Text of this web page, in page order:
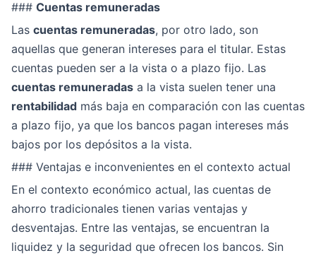
### Cuentas remuneradas
Las cuentas remuneradas, por otro lado, son
aquellas que generan intereses para el titular. Estas
cuentas pueden ser a la vista o a plazo fijo. Las
cuentas remuneradas a la vista suelen tener una
rentabilidad más baja en comparación con las cuentas
a plazo fijo, ya que los bancos pagan intereses más
bajos por los depósitos a la vista.
### Ventajas e inconvenientes en el contexto actual
En el contexto económico actual, las cuentas de
ahorro tradicionales tienen varias ventajas y
desventajas. Entre las ventajas, se encuentran la
liquidez y la seguridad que ofrecen los bancos. Sin